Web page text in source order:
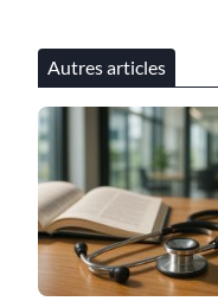
Autres articles